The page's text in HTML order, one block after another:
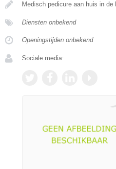
Medisch pedicure aan huis in
Diensten onbekend
Openingstijden onbekend
Sociale media: